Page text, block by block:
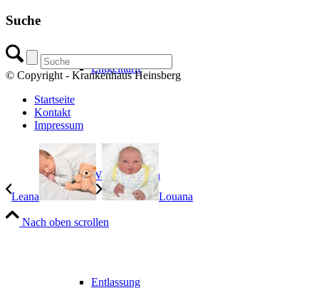
Entgelttarif
Wahlleistungen
Entlassung
Suche
© Copyright - Krankenhaus Heinsberg
Startseite
Kontakt
Impressum
Leana Louana
Nach oben scrollen